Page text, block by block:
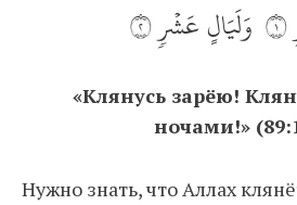
«Клянусь зарёю!
ночами!»
Нужно знать, что Аллах